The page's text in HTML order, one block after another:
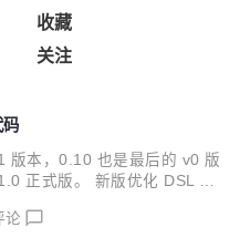
收藏
关注
码
版本，0.10 也是最后的 v0 版
正式版。 新版优化 DSL 规
能模块, 甚至可以方便的自建
论